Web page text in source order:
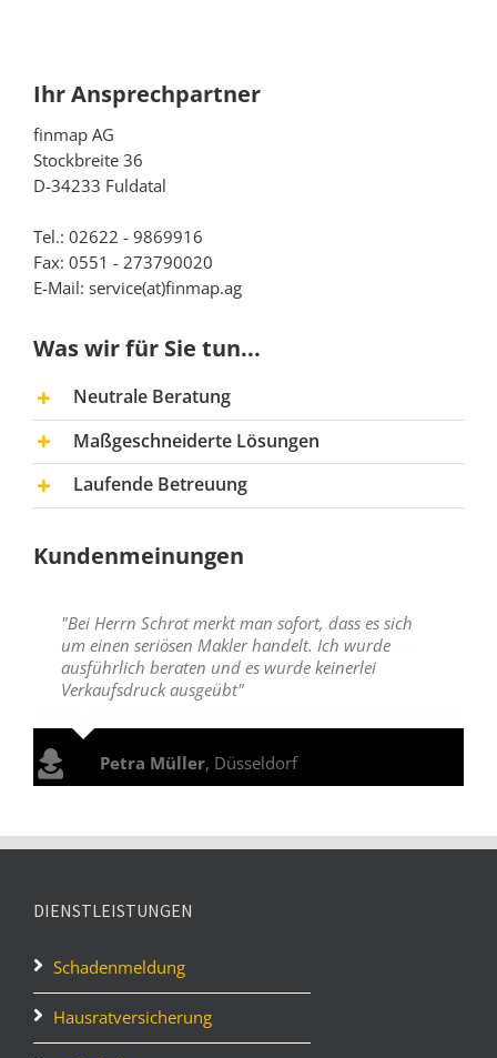
Ihr Ansprechpartner
finmap AG
Stockbreite 36
D-34233 Fuldatal
Tel.: 02622 - 9869916
Fax: 0551 - 273790020
E-Mail: service(at)finmap.ag
Was wir für Sie tun...
Neutrale Beratung
Maßgeschneiderte Lösungen
Laufende Betreuung
Kundenmeinungen
"Bei Herrn Schrot merkt man sofort, dass es sich
um einen seriösen Makler handelt. Ich wurde
ausführlich beraten und es wurde keinerlei
Verkaufsdruck ausgeübt"
Petra Müller, Düsseldorf
DIENSTLEISTUNGEN
Schadenmeldung
Hausratversicherung